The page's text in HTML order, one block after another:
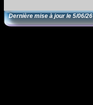
Dernière mise à jour le5/06/26